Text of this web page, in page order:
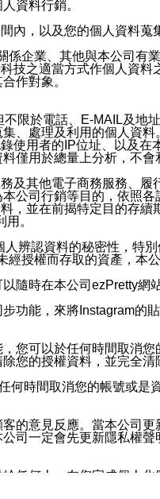
資料行銷。
內，以及您的個人資料
企業、其他與本公司有
技之適當方式作個人資
作對象。
限於電話、E-MAIL及
、處理及利用的個人資料
使用者的IP位址、以及
僅用於總量上分析，不會
及其他電子商務服務、
公司行銷等目的，依照各
，並在前揭特定目的存
。
辨認資料的秘密性，特
授權而存取的資產，本
隨時在本公司ezPretty網
功能，來將Instagram
您可以於任何時間取消
您的授權資料，並完全清
何時間取消您的帳號或是
的意見反應。當本公司
司一定會先更新隱私權
任何人。在您完成個人
區。